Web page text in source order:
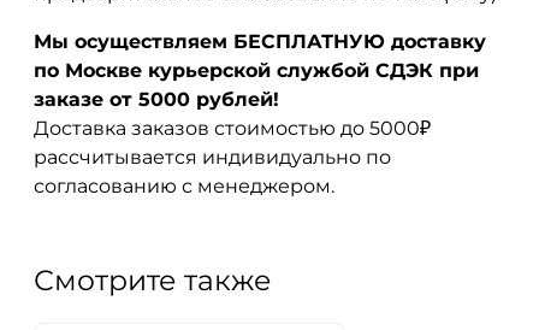
Мы осуществляем БЕСПЛАТНУЮ доставку
по Москве курьерской службой СДЭК при
заказе от 5000 рублей!
Доставка заказов стоимостью до 5000₽
рассчитывается индивидуально по
согласованию с менеджером.
Смотрите также